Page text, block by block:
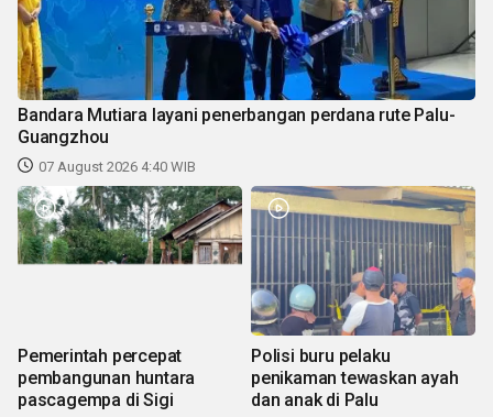
Bandara Mutiara layani penerbangan perdana rute Palu-
Guangzhou
07 August 2026 4:40 WIB
Pemerintah percepat
pembangunan huntara
pascagempa di Sigi
Polisi buru pelaku
penikaman tewaskan ayah
dan anak di Palu